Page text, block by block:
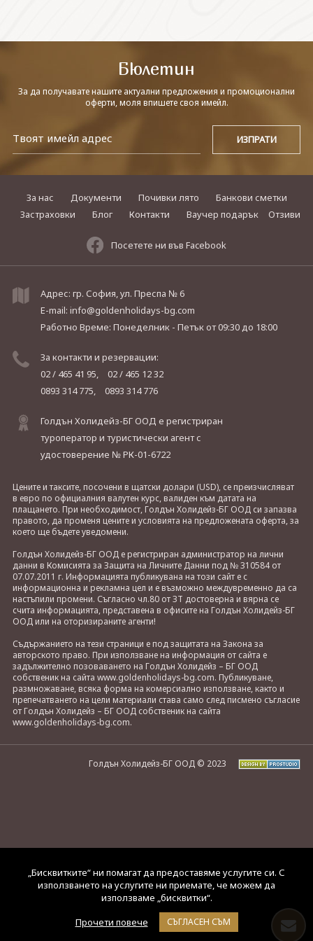
Бюлетин
За да получавате нашите актуални предложения и промоционални
оферти, моля впишете своя имейл.
За нас Документи Почивки лято
Банкови сметки
Застраховки
Блог Контакти Ваучер подарък Отзиви
Посетете ни във Facebook
Адрес: гр. София, ул. Преспа № 6
E-mail: info@goldenholidays-bg.com
Работно Време: Понеделник - Петъкот 09:30 до 18:00
За контакти и резервации:
02 / 465 41 95,
02 / 465 12 32
0893 314 775,
0893 314 776
Голдън Холидейз-БГ ООД е регистриран
туроператор и туристически агент с
удостоверение № РК-01-6722
Цените и таксите, посочени в щатски долари (USD), се преизчисляват
в евро по официалния валутен курс, валиден към датата на
плащането. При необходимост, Голдън Холидейз-БГ ООД си запазва
правото, да променя цените и условията на предложената оферта, за
което ще бъдете уведомени.
Голдън Холидейз-БГ ООД е регистриран администратор на лични
данни в Комисията за Защита на Личните Данни под № 310584 от
07.07.2011 г. Информацията публикувана на този сайт е с
информационна и рекламна цел и е възможно междувременно да са
настъпили промени. Съгласно чл.80 от ЗТ достоверна и вярна се
счита информацията, представена в офисите на Голдън Холидейз-БГ
ООД или на оторизираните агенти!
Съдържанието на тези страници е под защитата на Закона за
авторското право. При използване на информация от сайта е
задължително позоваването на Голдън Холидейз – БГ ООД
собственик на сайта www.goldenholidays-bg.com. Публикуване,
размножаване, всяка форма на комерсиално използване, както и
препечатването на цели материали става само след писмено съгласие
от Голдън Холидейз – БГ ООД собственик на сайта
www.goldenholidays-bg.com.
Голдън Холидейз-БГ ООД © 2023
„Бисквитките“ ни помагат да предоставяме услугите си. С
използването на услугите ни приемате, че можем да
използваме „бисквитки“.
Прочети повече
СЪГЛАСЕН СЪМ